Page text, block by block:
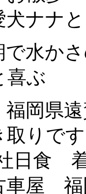
犬ナナ
で水か
喜ぶ
福岡県
取りで